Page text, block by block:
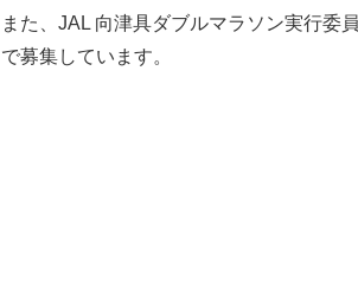
また、JAL 向津具ダブルマラソン実行委
で募集しています。